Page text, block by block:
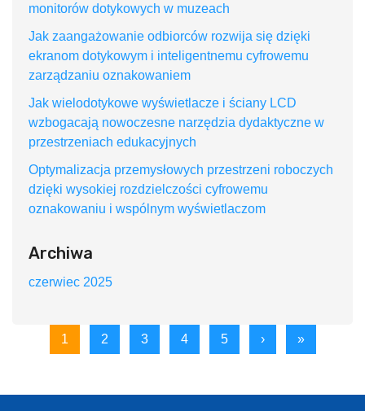
monitorów dotykowych w muzeach
Jak zaangażowanie odbiorców rozwija się dzięki
ekranom dotykowym i inteligentnemu cyfrowemu
zarządzaniu oznakowaniem
Jak wielodotykowe wyświetlacze i ściany LCD
wzbogacają nowoczesne narzędzia dydaktyczne w
przestrzeniach edukacyjnych
Optymalizacja przemysłowych przestrzeni roboczych
dzięki wysokiej rozdzielczości cyfrowemu
oznakowaniu i wspólnym wyświetlaczom
Archiwa
czerwiec 2025
1 2 3 4 5 › »